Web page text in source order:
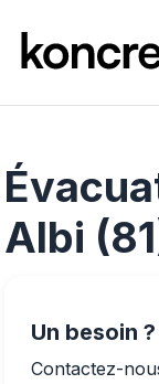
Albi
Un besoin ?
Contactez-